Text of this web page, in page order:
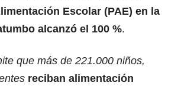
Escolar (PAE) en la
alcanzó el 100 %.
que más de 221.000 niños,
reciban alimentación